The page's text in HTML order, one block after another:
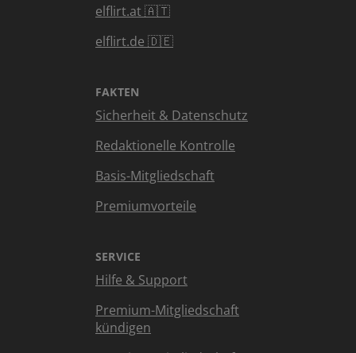
elflirt.at 🇦🇹
elflirt.de 🇩🇪
FAKTEN
Sicherheit & Datenschutz
Redaktionelle Kontrolle
Basis-Mitgliedschaft
Premiumvorteile
SERVICE
Hilfe & Support
Premium-Mitgliedschaft
kündigen